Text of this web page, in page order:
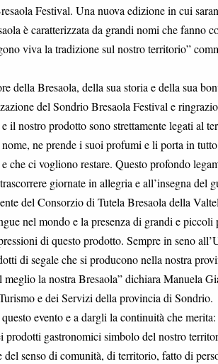
Festival. Una nuova edizione in cui
è caratterizzata da grandi nomi che fanno
viva la tradizione sul nostro territorio”
della Bresaola, della sua storia e della sua
del Sondrio Bresaola Festival e
il nostro prodotto sono strettamente legati al
ne prende i suoi profumi e li porta in
che ci vogliono restare. Questo profondo
giornate in allegria e all’insegna del
del Consorzio di Tutela Bresaola della
nel mondo e la presenza di grandi e piccoli
di questo prodotto. Sempre in seno
di segale che si producono nella nostra
la nostra Bresaola” dichiara Manuela
e dei Servizi della provincia di Sondrio.
evento e a dargli la continuità che
prodotti gastronomici simbolo del nostro
senso di comunità, di territorio, fatto di